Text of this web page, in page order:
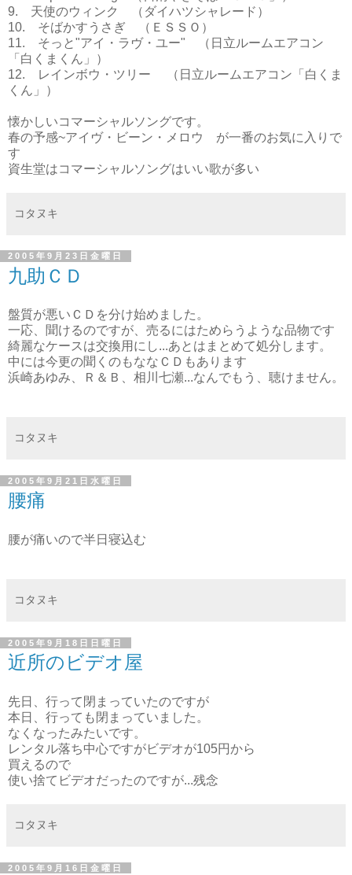
9. 天使のウィンク （ダイハツシャレード）
10. そばかすうさぎ （ＥＳＳＯ）
11. そっと"アイ・ラヴ・ユー" （日立ルームエアコン
「白くまくん」）
12. レインボウ・ツリー （日立ルームエアコン「白くま
くん」）
懐かしいコマーシャルソングです。
春の予感~アイヴ・ビーン・メロウ が一番のお気に入りで
す
資生堂はコマーシャルソングはいい歌が多い
コタヌキ
2005年9月23日金曜日
九助ＣＤ
盤質が悪いＣＤを分け始めました。
一応、聞けるのですが、売るにはためらうような品物です
綺麗なケースは交換用にし...あとはまとめて処分します。
中には今更の聞くのもななＣＤもあります
浜崎あゆみ、Ｒ＆Ｂ、相川七瀬...なんでもう、聴けません。
コタヌキ
2005年9月21日水曜日
腰痛
腰が痛いので半日寝込む
コタヌキ
2005年9月18日日曜日
近所のビデオ屋
先日、行って閉まっていたのですが
本日、行っても閉まっていました。
なくなったみたいです。
レンタル落ち中心ですがビデオが105円から
買えるので
使い捨てビデオだったのですが...残念
コタヌキ
2005年9月16日金曜日